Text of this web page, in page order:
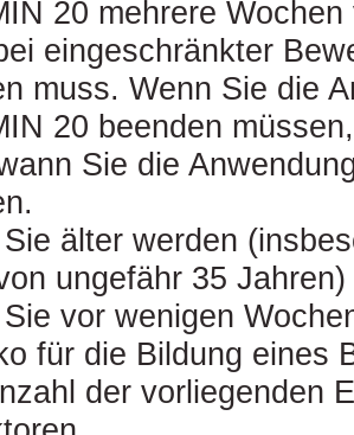
20 mehrere
eingeschränkter
muss. Wenn Sie die
20 beenden
Sie die
älter werden
ungefähr 35 Jahren)
vor wenigen
für die Bildung eines
der vorliegenden